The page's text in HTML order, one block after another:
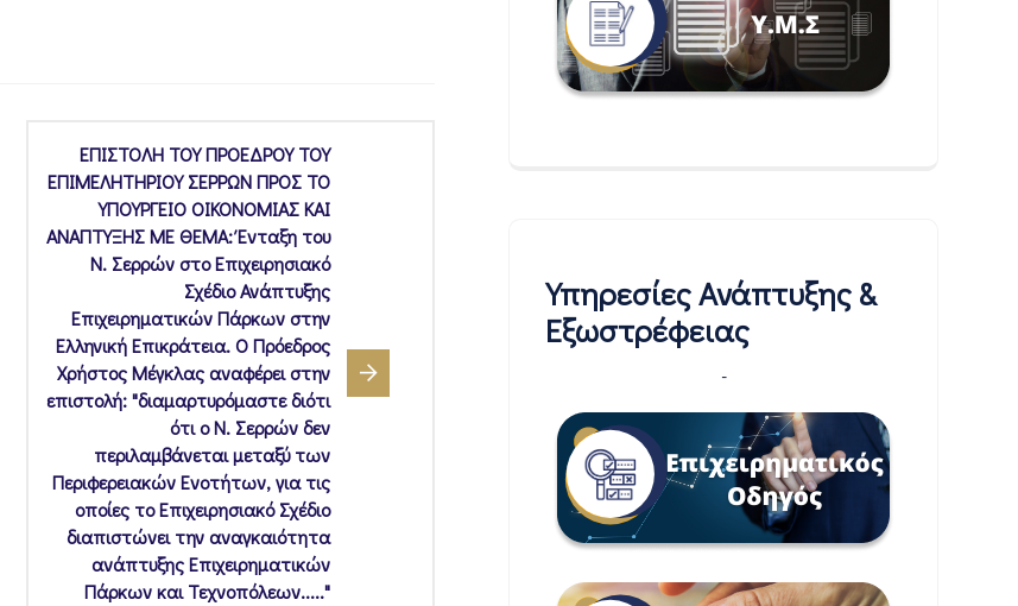
ΕΠΙΣΤΟΛΗ ΤΟΥ ΠΡΟΕΔΡΟΥ ΤΟΥ
ΕΠΙΜΕΛΗΤΗΡΙΟΥ ΣΕΡΡΩΝ ΠΡΟΣ ΤΟ
ΥΠΟΥΡΓΕΙΟ ΟΙΚΟΝΟΜΙΑΣ ΚΑΙ
ΑΝΑΠΤΥΞΗΣ ΜΕ ΘΕΜΑ: Ένταξη του
Ν. Σερρών στο Επιχειρησιακό
Σχέδιο Ανάπτυξης
Επιχειρηματικών Πάρκων στην
Ελληνική Επικράτεια. Ο Πρόεδρος
Χρήστος Μέγκλας αναφέρει στην
επιστολή: "διαμαρτυρόμαστε διότι
ότι ο Ν. Σερρών δεν
περιλαμβάνεται μεταξύ των
Περιφερειακών Ενοτήτων, για τις
οποίες το Επιχειρησιακό Σχέδιο
διαπιστώνει την αναγκαιότητα
ανάπτυξης Επιχειρηματικών
Πάρκων και Τεχνοπόλεων....."
Υπηρεσίες Ανάπτυξης &
Εξωστρέφειας
-